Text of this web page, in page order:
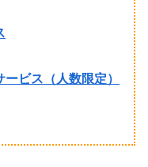
ビス（人数限定）